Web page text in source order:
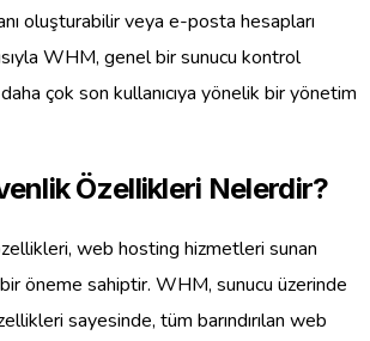
oluşturabilir veya e-posta hesapları
WHM, genel bir sunucu kontrol
çok son kullanıcıya yönelik bir yönetim
Özellikleri Nelerdir?
web hosting hizmetleri sunan
öneme sahiptir. WHM, sunucu üzerinde
sayesinde, tüm barındırılan web